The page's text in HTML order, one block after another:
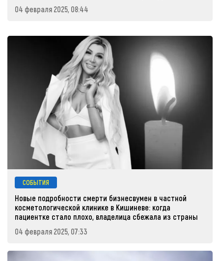
04 февраля 2025, 08:44
СОБЫТИЯ
Новые подробности смерти бизнесвумен в частной
косметологической клинике в Кишиневе: когда
пациентке стало плохо, владелица сбежала из страны
04 февраля 2025, 07:33